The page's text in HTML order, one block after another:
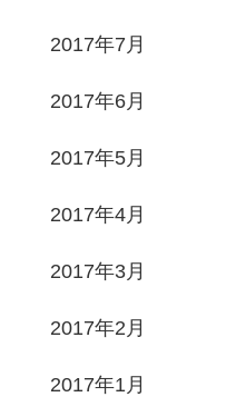
2017年7月
2017年6月
2017年5月
2017年4月
2017年3月
2017年2月
2017年1月